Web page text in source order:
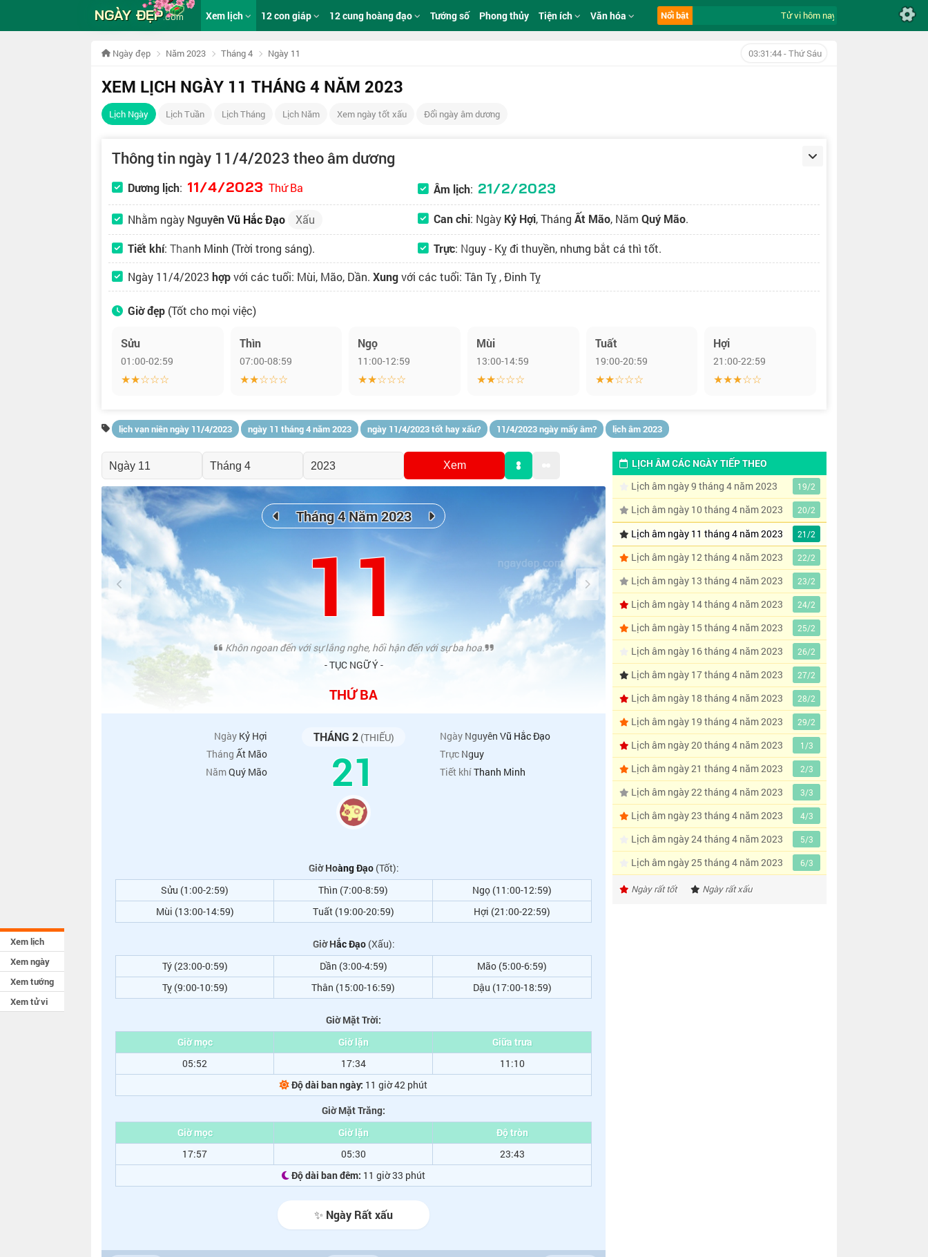
Xem lịch
Xem ngày
Xem tướng
Xem tử vi
NGÀY ĐẸP.com Xem lịch 12 con giáp 12 cung hoàng đạo Tướng số Phong thủy Tiện ích Văn hóa Nổi bật Tử vi hôm nay ngày 7/8/2026 của 12
Ngày đẹp Năm 2023 Tháng 4 Ngày 11 03:31:45- Thứ Sáu
XEM LỊCH NGÀY 11 THÁNG 4 NĂM 2023
Lịch Ngày Lịch Tuần Lịch Tháng Lịch Năm Xem ngày tốt xấu Đổi ngày âm dương
Thông tin ngày 11/4/2023 theo âm dương
Dương lịch: 11/4/2023 Thứ Ba Âm lịch: 21/2/2023
Nhằm ngày Nguyên Vũ Hắc Đạo Xấu Can chi: Ngày Kỷ Hợi, Tháng Ất Mão, Năm Quý Mão.
Tiết khí: Thanh Minh (Trời trong sáng). Trực: Nguy- Kỵ đi thuyền, nhưng bắt cá thì tốt.
Ngày 11/4/2023 hợpvới các tuổi: Mùi, Mão, Dần. Xungvới các tuổi: Tân Tỵ , Đinh Tỵ
Giờ đẹp (Tốt cho mọi việc)
Sửu
01:00-02:59
★★☆☆☆
Thìn
07:00-08:59
★★☆☆☆
Ngọ
11:00-12:59
★★☆☆☆
Mùi
13:00-14:59
★★☆☆☆
Tuất
19:00-20:59
★★☆☆☆
Hợi
21:00-22:59
★★★☆☆
lịch vạn niên ngày 11/4/2023 ngày 11 tháng 4 năm 2023 ngày 11/4/2023 tốt hay xấu? 11/4/2023 ngày mấy âm? lịch âm 2023
Xem
Tháng 4 Năm 2023
11
Khôn ngoan đến với sự lắng nghe, hối hận đến với sự ba hoa.
- TỤC NGỮ Ý -
THỨ BA
Ngày Kỷ Hợi
Tháng Ất Mão
NămQuý Mão
THÁNG 2(THIẾU)
21
Ngày Nguyên Vũ Hắc Đạo
Trực Nguy
Tiết khíThanh Minh
Giờ Hoàng Đạo(Tốt):
Sửu (1:00-2:59)
Thìn (7:00-8:59)
Ngọ (11:00-12:59)
Mùi (13:00-14:59)
Tuất (19:00-20:59) Hợi (21:00-22:59)
Giờ Hắc Đạo(Xấu):
Tý (23:00-0:59)
Dần (3:00-4:59)
Mão (5:00-6:59)
Tỵ (9:00-10:59)
Thân (15:00-16:59) Dậu (17:00-18:59)
Giờ Mặt Trời:
Giờ mọc
Giờ lặn
Giữa trưa
05:52
17:34
11:10
Độ dài ban ngày: 11 giờ 42 phút
Giờ Mặt Trăng:
Giờ mọc
Giờ lặn
Độ tròn
17:57
05:30
23:43
Độ dài ban đêm: 11 giờ 33 phút
✨ Ngày Rất xấu
LỊCH ÂM CÁC NGÀY TIẾP THEO
Lịch âm ngày 9 tháng 4 năm 2023
19/2
Lịch âm ngày 10 tháng 4 năm 2023 20/2
Lịch âm ngày 11 tháng 4 năm 2023 21/2
Lịch âm ngày 12 tháng 4 năm 2023 22/2
Lịch âm ngày 13 tháng 4 năm 2023 23/2
Lịch âm ngày 14 tháng 4 năm 2023 24/2
Lịch âm ngày 15 tháng 4 năm 2023 25/2
Lịch âm ngày 16 tháng 4 năm 2023 26/2
Lịch âm ngày 17 tháng 4 năm 2023 27/2
Lịch âm ngày 18 tháng 4 năm 2023 28/2
Lịch âm ngày 19 tháng 4 năm 2023 29/2
Lịch âm ngày 20 tháng 4 năm 2023 1/3
Lịch âm ngày 21 tháng 4 năm 2023 2/3
Lịch âm ngày 22 tháng 4 năm 2023 3/3
Lịch âm ngày 23 tháng 4 năm 2023 4/3
Lịch âm ngày 24 tháng 4 năm 2023 5/3
Lịch âm ngày 25 tháng 4 năm 2023 6/3
Ngày rất tốt Ngày rất xấu